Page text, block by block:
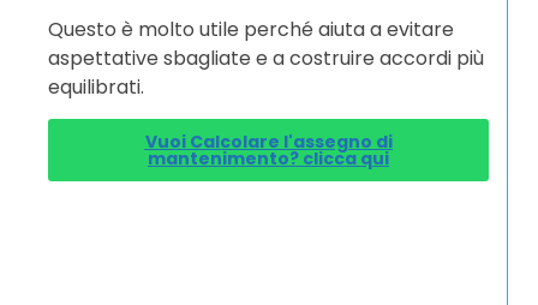
Questo è molto utile perché aiuta a evitare
aspettative sbagliate e a costruire accordi più
equilibrati.
Vuoi Calcolare l'assegno di
mantenimento? clicca qui